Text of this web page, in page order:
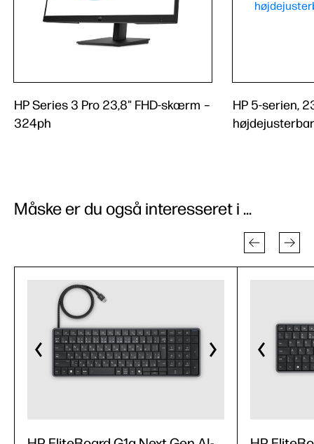
HP Series 3 Pro 23,8" FHD-skærm –
324ph
HP 5-serien,
Måske er du også interesseret i ...